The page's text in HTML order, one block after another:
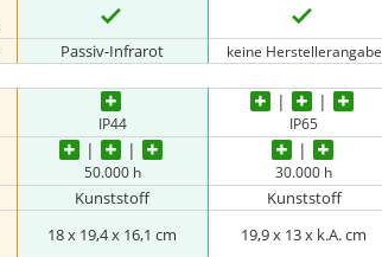
Passiv-Infrarot keine Herstellerangabe
IP44 IP65
50.000 h 30.000 h
Kunststoff Kunststoff
18 x 19,4 x 16,1 cm 19,9 x 13 x k.A. cm